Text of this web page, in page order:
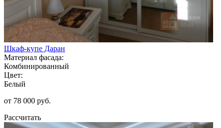
Шкаф-купе Даран
Материал фасада:
Комбинированный
Цвет:
Белый
от 78 000 руб.
Рассчитать